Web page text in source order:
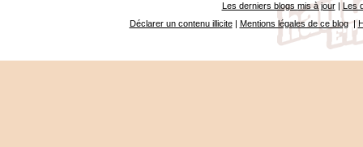
Les derniers blogs mis à jour| Les
Déclarer un contenu illicite| Mentions légales de ce blog|